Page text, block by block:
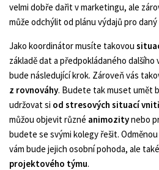
velmi dobře dařit v marketingu, ale
může odchýlit od plánu výdajů pro daný
Jako koordinátor musíte takovou
základě dat a předpokládaného dalšího
bude následující krok. Zároveň vás
z rovnováhy. Budete tak muset umět
udržovat si od stresových situací
můžou objevit různé animozitynebo
budete se svými kolegy řešit.
vám bude jejich osobní pohoda, ale také
projektového týmu.